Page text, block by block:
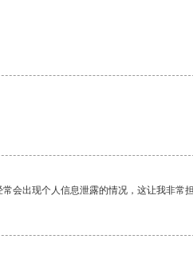
会出现个人信息泄露的情况，这让我非常担